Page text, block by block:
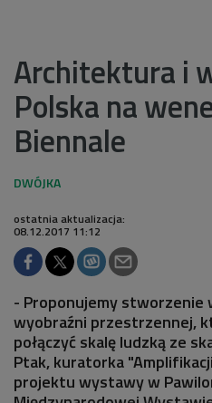
Architektura i
Polska na
Biennale
ostatnia aktualizacja:
08.12.2017 11:12
- Proponujemy
wyobraźni przestrzennej,
połączyć skalę ludzką ze
Ptak, kuratorka
projektu wystawy w